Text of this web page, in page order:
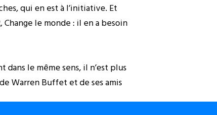
qui en est à l’initiative. Et
le monde : il en a besoin
le même sens, il n’est plus
Warren Buffet et de ses amis